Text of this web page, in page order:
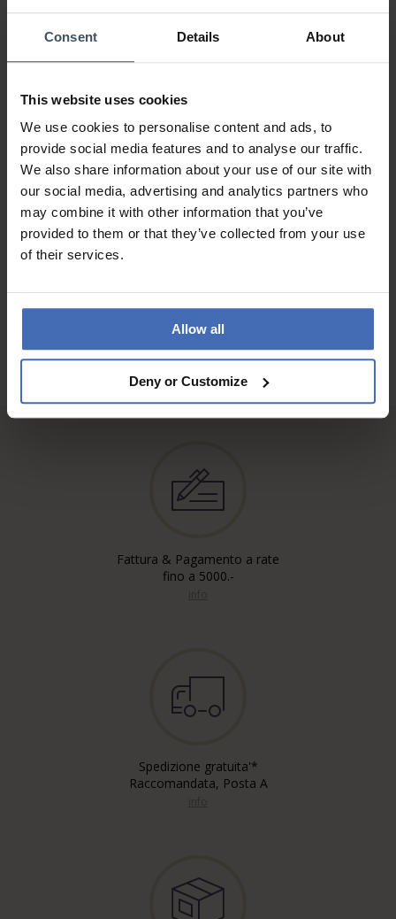
Consent Details About
This website uses cookies
We use cookies to personalise content and ads, to
provide social media features and to analyse our traffic.
We also share information about your use of our site with
our social media, advertising and analytics partners who
may combine it with other information that you’ve
provided to them or that they’ve collected from your use
of their services.
Allow all
Deny or Customize
0%
Review by Tina92 giovedì, 16 ottobre 2025
DESIGN
PREZZO-PRESTANZIONE
QUALITÀ
sehr schön und top Qualität.
ALLE RECENSIONI
Fattura & Pagamento a rate
fino a 5000.-
Spedizione gratuita'*
Raccomandata, Posta A